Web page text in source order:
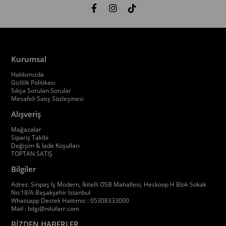
Kurumsal
Hakkımızda
Gizlilik Politikası
Sıkça Sorulan Sorular
Mesafeli Satış Sözleşmesi
Alışveriş
Mağazalar
Sipariş Takibi
Değişim & İade Koşulları
TOPTAN SATIŞ
Bilgiler
Adres: Sinpaş İş Modern, İkitelli OSB Mahallesi, Heskoop H Blok Sokak
No:18/A Başakşehir İstanbul
Whatsapp Destek Hattımız : 05308333000
Mail : bilgi@nilufarr.com